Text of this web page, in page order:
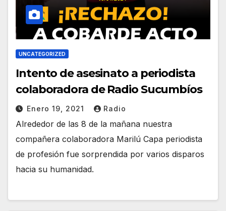
UNCATEGORIZED
Intento de asesinato a periodista
colaboradora de Radio Sucumbíos
Enero 19, 2021 Radio
Alrededor de las 8 de la mañana nuestra
compañera colaboradora Marilú Capa periodista
de profesión fue sorprendida por varios disparos
hacia su humanidad.